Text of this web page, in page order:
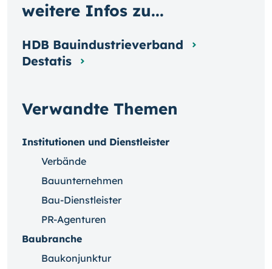
Verwandte Themen
Institutionen und Dienstleister
Verbände
Bauunternehmen
Bau-Dienstleister
PR-Agenturen
Baubranche
Baukonjunktur
weitere Infos zu...
HDB Bauindustrieverband
Destatis